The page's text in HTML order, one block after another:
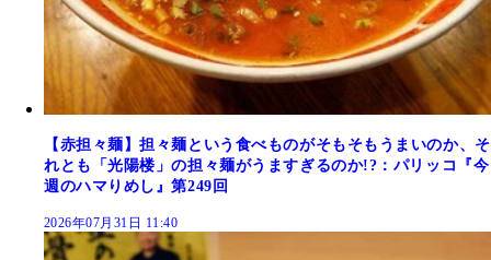
【赤担々麺】担々麺という食べものがそもそもうまいのか、そ
れとも「光陽楼」の担々麺がうますぎるのか!?：パリッコ『今
週のハマりめし』第249回
2026年07月31日 11:40